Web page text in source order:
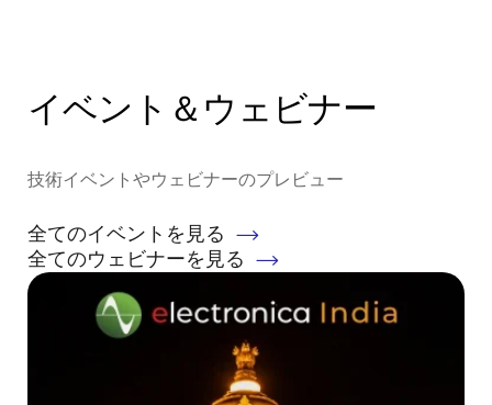
イベント＆ウェビナー
技術イベントやウェビナーのプレビュー
全てのイベントを見る
全てのウェビナーを見る